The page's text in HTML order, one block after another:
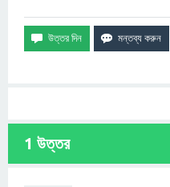
1 উত্তর